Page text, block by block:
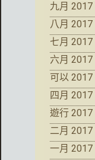
九月 2017
八月 2017
七月 2017
六月 2017
可以 2017
四月 2017
遊行 2017
二月 2017
一月 2017